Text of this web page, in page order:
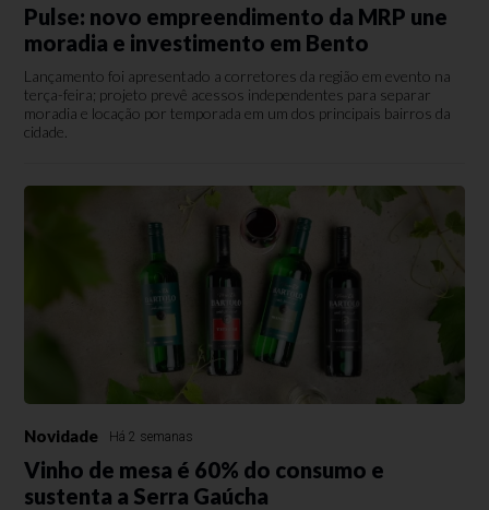
Pulse: novo empreendimento da MRP une
moradia e investimento em Bento
Lançamento foi apresentado a corretores da região em evento na
terça-feira; projeto prevê acessos independentes para separar
moradia e locação por temporada em um dos principais bairros da
cidade.
Novidade Há 2 semanas
Vinho de mesa é 60% do consumo e
sustenta a Serra Gaúcha